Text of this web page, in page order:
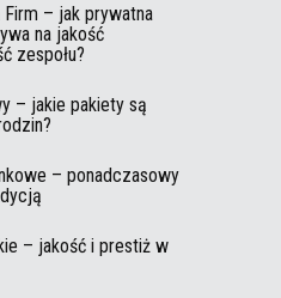
– jak prywatna
na jakość
zespołu?
– jakie pakiety są
– ponadczasowy
– jakość i prestiż w